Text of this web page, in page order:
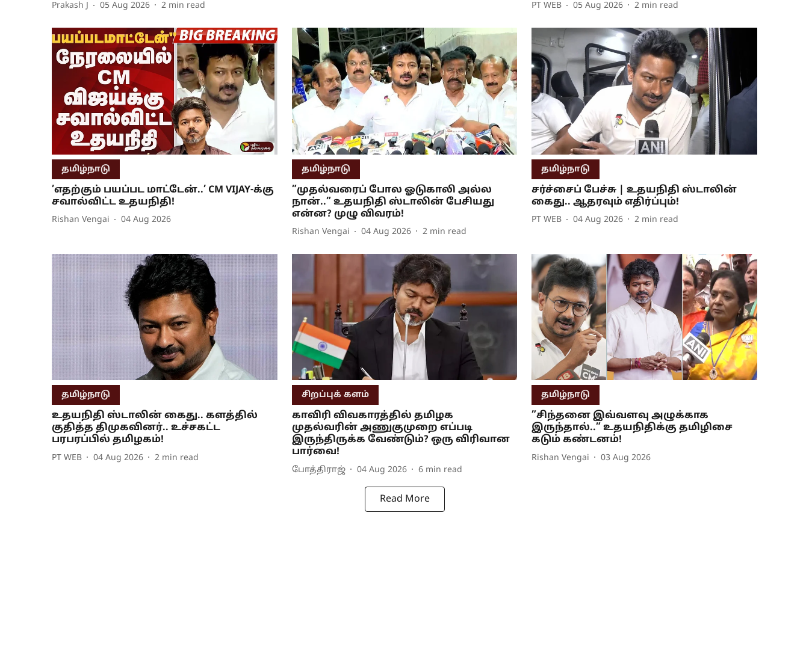
Prakash J 05 Aug 2026 2 min read PT WEB 05 Aug 2026 2 min read
தமிழ்நாடு
’எதற்கும் பயப்பட மாட்டேன்..’ CM VIJAY-க்கு
சவால்விட்ட உதயநிதி!
Rishan Vengai 04 Aug 2026
தமிழ்நாடு
”முதல்வரைப் போல ஓடுகாலி அல்ல
நான்..” உதயநிதி ஸ்டாலின் பேசியது
என்ன? முழு விவரம்!
Rishan Vengai 04 Aug 2026 2 min read
தமிழ்நாடு
சர்ச்சைப் பேச்சு | உதயநிதி ஸ்டாலின்
கைது.. ஆதரவும் எதிர்ப்பும்!
PT WEB 04 Aug 2026 2 min read
தமிழ்நாடு
உதயநிதி ஸ்டாலின் கைது.. களத்தில்
குதித்த திமுகவினர்.. உச்சகட்ட
பரபரப்பில் தமிழகம்!
PT WEB 04 Aug 2026 2 min read
சிறப்புக் களம்
காவிரி விவகாரத்தில் தமிழக
முதல்வரின் அணுகுமுறை எப்படி
இருந்திருக்க வேண்டும்? ஒரு விரிவான
பார்வை!
போத்திராஜ் 04 Aug 2026 6 min read
தமிழ்நாடு
”சிந்தனை இவ்வளவு அழுக்காக
இருந்தால்..” உதயநிதிக்கு தமிழிசை
கடும் கண்டனம்!
Rishan Vengai 03 Aug 2026
Read More